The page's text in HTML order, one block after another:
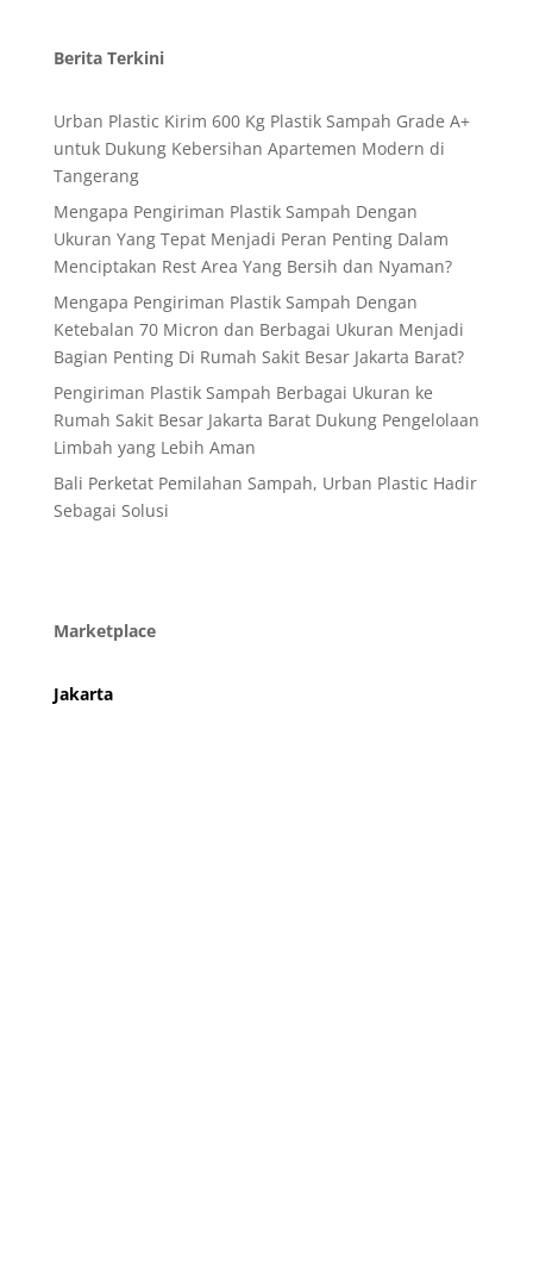
Berita Terkini
Urban Plastic Kirim 600 Kg Plastik Sampah Grade A+
untuk Dukung Kebersihan Apartemen Modern di
Tangerang
Mengapa Pengiriman Plastik Sampah Dengan
Ukuran Yang Tepat Menjadi Peran Penting Dalam
Menciptakan Rest Area Yang Bersih dan Nyaman?
Mengapa Pengiriman Plastik Sampah Dengan
Ketebalan 70 Micron dan Berbagai Ukuran Menjadi
Bagian Penting Di Rumah Sakit Besar Jakarta Barat?
Pengiriman Plastik Sampah Berbagai Ukuran ke
Rumah Sakit Besar Jakarta Barat Dukung Pengelolaan
Limbah yang Lebih Aman
Bali Perketat Pemilahan Sampah, Urban Plastic Hadir
Sebagai Solusi
Marketplace
Jakarta